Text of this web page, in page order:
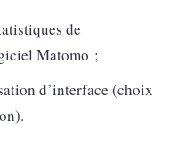
de
Matomo ;
d’interface (choix